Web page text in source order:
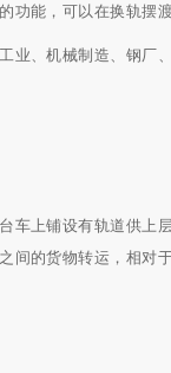
能，可以在换轨摆
、机械制造、钢厂
上铺设有轨道供上
的货物转运，相对